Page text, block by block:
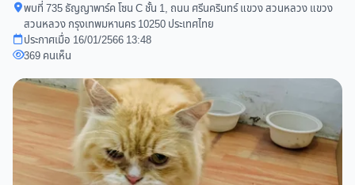
พบที่ 735 ธัญญาพาร์ค โซน C ชั้น 1, ถนน ศรีนครินทร์ แขวง สวนหลวง แขวง
สวนหลวง กรุงเทพมหานคร 10250 ประเทศไทย
ประกาศเมื่อ 16/01/2566 13:48
369 คนเห็น